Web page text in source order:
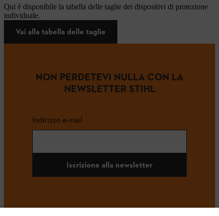
Qui è disponibile la tabella delle taglie dei dispositivi di protezione
individuale.
Vai alla tabella delle taglie
NON PERDETEVI NULLA CON LA
NEWSLETTER STIHL
Indirizzo e-mail
Iscrizione alla newsletter